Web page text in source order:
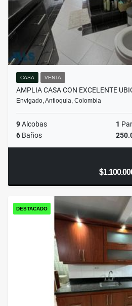
CASA VENTA
AMPLIA CASA CON EXCELENTE
Envigado, Antioquia, Colombia
9Alcobas 1
6 Baños
DESTACADO